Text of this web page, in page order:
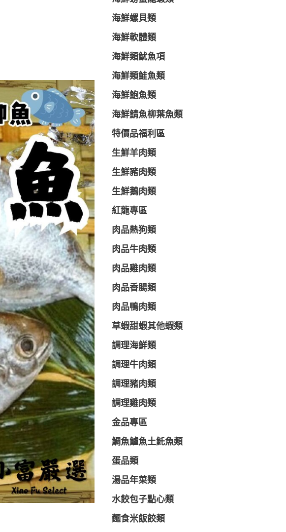
海鮮螺貝類
海鮮軟體類
海鮮類魷魚項
海鮮類鮭魚類
海鮮鮑魚類
海鮮鯖魚柳葉魚類
特價品福利區
生鮮羊肉類
生鮮豬肉類
生鮮鵝肉類
紅龍專區
肉品熱狗類
肉品牛肉類
肉品雞肉類
肉品香腸類
肉品鴨肉類
草蝦甜蝦其他蝦類
調理海鮮類
調理牛肉類
調理豬肉類
調理雞肉類
金品專區
鯛魚鱸魚土魠魚類
蛋品類
湯品年菜類
水餃包子點心類
麵食米飯餃類